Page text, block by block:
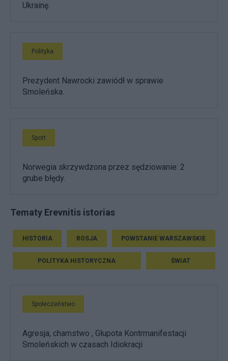
Ukrainę.
Polityka
Prezydent Nawrocki zawiódł w sprawie
Smoleńska.
Sport
Norwegia skrzywdzona przez sędziowanie: 2
grube błędy.
Tematy Erevnitis istorias
HISTORIA ROSJA POWSTANIE WARSZAWSKIE
POLITYKA HISTORYCZNA ŚWIAT
Społeczeństwo
Agresja, chamstwo , Głupota Kontrmanifestacji
Smoleńskich w czasach Idiokracji